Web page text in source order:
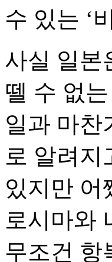
수 있는 ‘
사실 일본
뗄 수 없
일과 마찬
로 알려지
있지만 어
로시마와
무조건 항